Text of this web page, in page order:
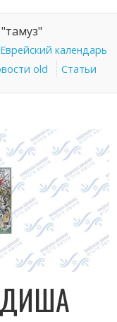
Еврейский календарь
old Статьи